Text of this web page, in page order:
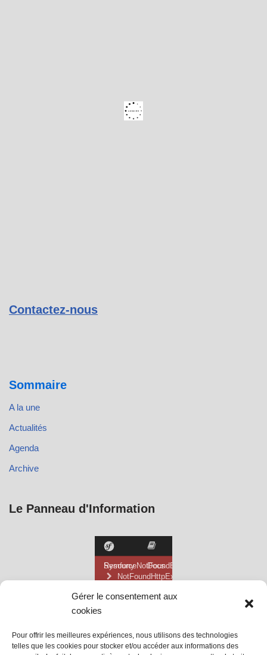
Gérer le consentement aux
cookies
Pour offrir les meilleures expériences, nous utilisons des technologies
telles que les cookies pour stocker et/ou accéder aux informations des
Contactez-nous
Sommaire
A la une
Actualités
Agenda
Archive
Le Panneau d'Information